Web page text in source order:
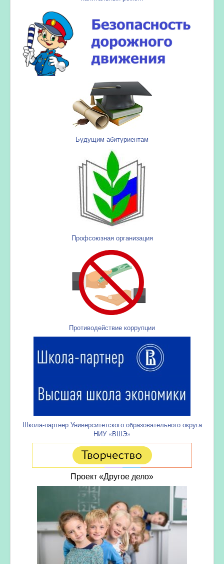
Будущим абитуриентам
Профсоюзная организация
Противодействие коррупции
Школа-партнер Университетского образовательного округа
НИУ «ВШЭ»
Проект «Другое дело»